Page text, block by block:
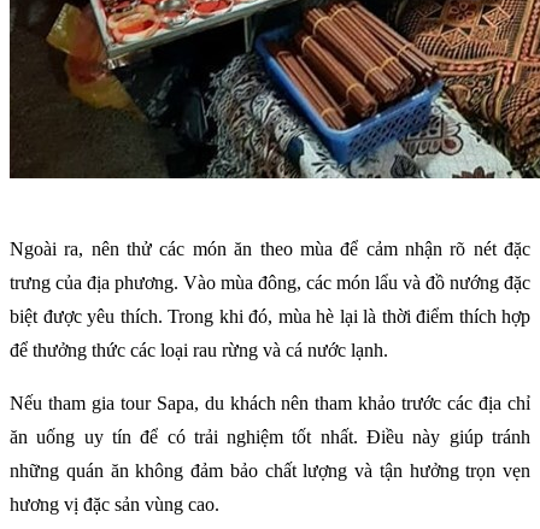
Ngoài ra, nên thử các món ăn theo mùa để cảm nhận rõ nét đặc
trưng của địa phương. Vào mùa đông, các món lẩu và đồ nướng đặc
biệt được yêu thích. Trong khi đó, mùa hè lại là thời điểm thích hợp
để thưởng thức các loại rau rừng và cá nước lạnh.
Nếu tham gia tour Sapa, du khách nên tham khảo trước các địa chỉ
ăn uống uy tín để có trải nghiệm tốt nhất. Điều này giúp tránh
những quán ăn không đảm bảo chất lượng và tận hưởng trọn vẹn
hương vị đặc sản vùng cao.